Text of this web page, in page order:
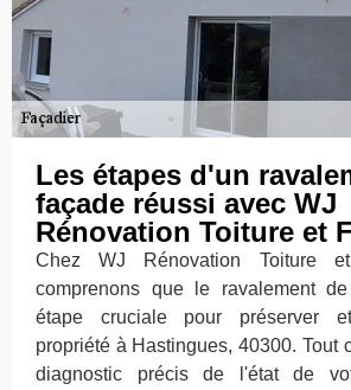
Les étapes d'un
façade réussi avec WJ
Rénovation Toiture et
Chez WJ Rénovation Toiture
comprenons que le ravalement
étape cruciale pour préserver
propriété à Hastingues, 40300. Tout
diagnostic précis de l'état de